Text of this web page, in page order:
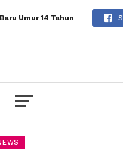
Umur 14 Tahun